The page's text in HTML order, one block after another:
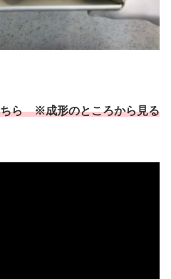
ちら ※成形のところから見る